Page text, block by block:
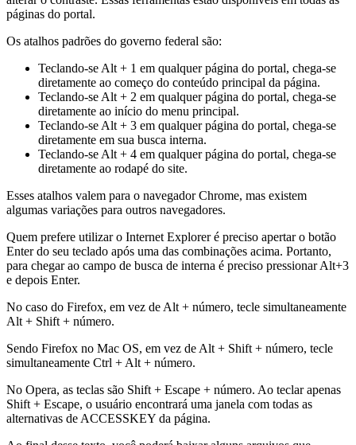
páginas do portal.
Os atalhos padrões do governo federal são:
Teclando-se Alt + 1 em qualquer página do portal, chega-se
diretamente ao começo do conteúdo principal da página.
Teclando-se Alt + 2 em qualquer página do portal, chega-se
diretamente ao início do menu principal.
Teclando-se Alt + 3 em qualquer página do portal, chega-se
diretamente em sua busca interna.
Teclando-se Alt + 4 em qualquer página do portal, chega-se
diretamente ao rodapé do site.
Esses atalhos valem para o navegador Chrome, mas existem
algumas variações para outros navegadores.
Quem prefere utilizar o Internet Explorer é preciso apertar o botão
Enter do seu teclado após uma das combinações acima. Portanto,
para chegar ao campo de busca de interna é preciso pressionar Alt+3
e depois Enter.
No caso do Firefox, em vez de Alt + número, tecle simultaneamente
Alt + Shift + número.
Sendo Firefox no Mac OS, em vez de Alt + Shift + número, tecle
simultaneamente Ctrl + Alt + número.
No Opera, as teclas são Shift + Escape + número. Ao teclar apenas
Shift + Escape, o usuário encontrará uma janela com todas as
alternativas de ACCESSKEY da página.